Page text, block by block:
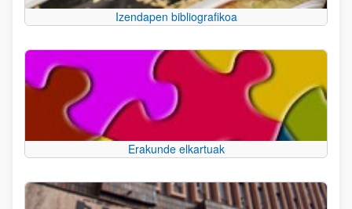
Izendapen bibliografikoa
Erakunde elkartuak